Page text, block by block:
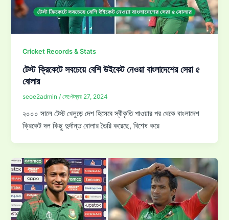
Cricket Records & Stats
টেস্ট ক্রিকেটে সবচেয়ে বেশি উইকেট নেওয়া বাংলাদেশের সেরা ৫
বোলার
seoe2admin /সেপ্টেম্বর 27, 2024
২০০০ সালে টেস্ট খেলুড়ে দেশ হিসেবে স্বীকৃতি পাওয়ার পর থেকে বাংলাদেশ
ক্রিকেট দল কিছু দুর্দান্ত বোলার তৈরি করেছে, বিশেষ করে